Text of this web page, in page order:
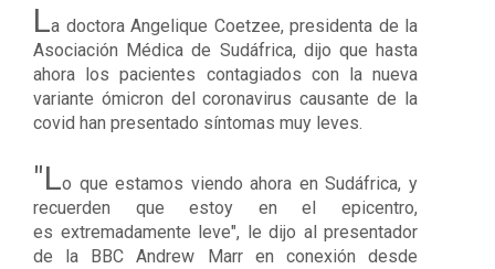
La doctora Angelique Coetzee, presidenta de la
Asociación Médica de Sudáfrica, dijo que hasta
ahora los pacientes contagiados con la nueva
variante ómicron del coronavirus causante de la
covid han presentado síntomas muy leves.
"Lo que estamos viendo ahora en Sudáfrica, y
recuerden que estoy en el epicentro,
es extremadamente leve", le dijo al presentador
de la BBC Andrew Marr en conexión desde